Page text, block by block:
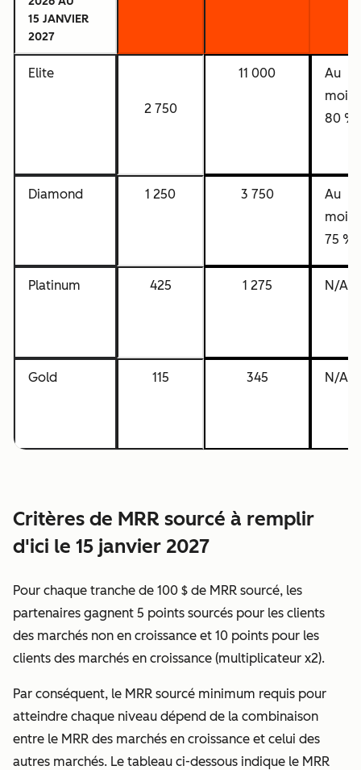
15 JANVIER
2027
Elite
2 750
11 000
Au
moins
80 %
Diamond 1 250 3 750
Au
moins
75 %
Platinum 425 1 275 N/A
Gold 115 345 N/A
Critères de MRR sourcé à remplir
d'ici le 15 janvier 2027
Pour chaque tranche de 100 $ de MRR sourcé, les
partenaires gagnent 5 points sourcés pour les clients
des marchés non en croissance et 10 points pour les
clients des marchés en croissance (multiplicateur x2).
Par conséquent, le MRR sourcé minimum requis pour
atteindre chaque niveau dépend de la combinaison
entre le MRR des marchés en croissance et celui des
autres marchés. Le tableau ci-dessous indique le MRR